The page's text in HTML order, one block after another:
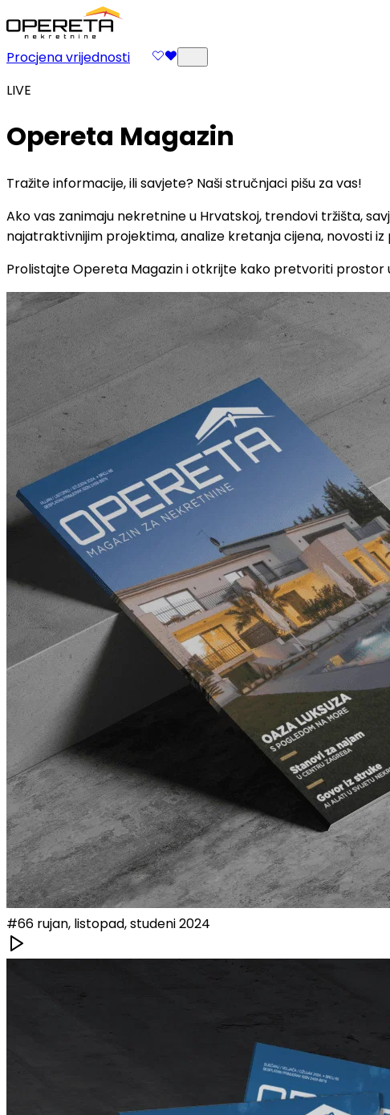
Procjena vrijednosti
LIVE
Opereta Magazin
Tražite informacije, ili savjete? Naši stručnjaci pišu za vas!
Ako vas zanimaju nekretnine u Hrvatskoj, trendovi tržišta,
najatraktivnijim projektima, analize kretanja cijena, novosti
Prolistajte Opereta Magazin i otkrijte kako pretvoriti prostor
#66 rujan, listopad, studeni 2024